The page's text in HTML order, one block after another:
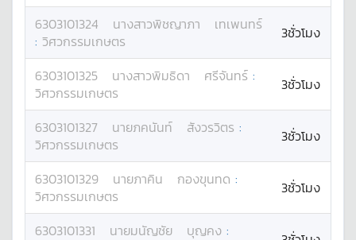
6303101324 นางสาวพิชญาภา
เทเพนทร์
: วิศวกรรมเกษตร 3ชั่วโมง
6303101325 นางสาวพิมธิดา ศรีจันทร์ :
วิศวกรรมเกษตร
3ชั่วโมง
6303101327 นายภคนันท์ สังวรวิตร :
วิศวกรรมเกษตร
3ชั่วโมง
6303101329 นายภาคิน กองขุนทด :
วิศวกรรมเกษตร
3ชั่วโมง
6303101331 นายมนัญชัย บุญคง :